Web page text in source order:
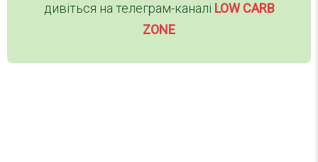
дивіться на телеграм-каналі LOW CARB
ZONE